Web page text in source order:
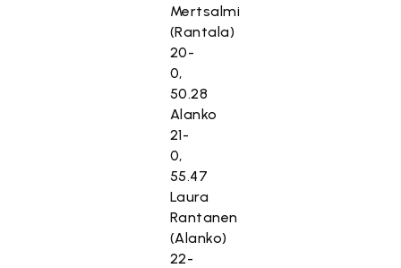
Mertsalmi
(Rantala)
20-
0,
50.28
Alanko
21-
0,
55.47
Laura
Rantanen
(Alanko)
22-